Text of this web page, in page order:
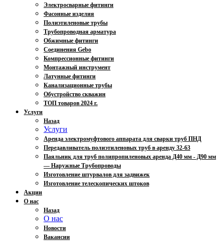
Электросварные фитинги
Фасонные изделия
Полиэтиленовые трубы
Трубопроводная арматура
Обжимные фитинги
Соединения Gebo
Компрессионные фитинги
Монтажный инструмент
Латунные фитинги
Канализационные трубы
Обустройство скважин
ТОП товаров 2024 г.
Услуги
Назад
Услуги
Аренда электромуфтового аппарата для сварки труб ПНД
Передавливатель полиэтиленовых труб в аренду 32-63
Паяльник для труб полипропиленовых аренда Д40 мм - Д90 мм
— Наружные Трубопроводы
Изготовление штурвалов для задвижек
Изготовление телескопических штоков
Акции
О нас
Назад
О нас
Новости
Вакансии